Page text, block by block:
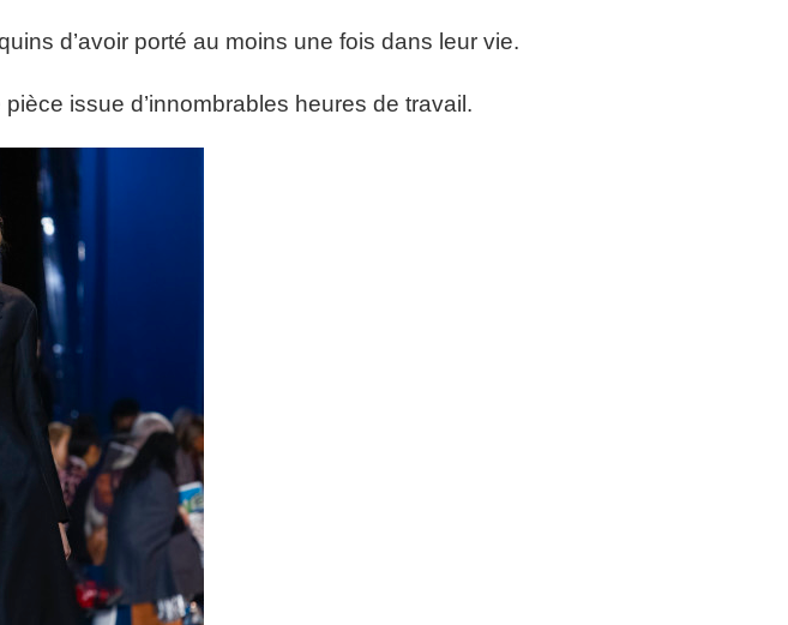
d’avoir porté au moins une fois dans leur vie.
issue d’innombrables heures de travail.